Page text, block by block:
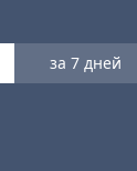
за 7 дней